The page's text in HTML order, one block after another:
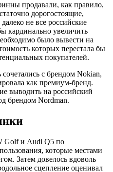
продавали, как правило,
дорогостоящие,
не все российские
кардинально увеличить
было вывести на
которых перестала бы
покупателей.
с брендом Nokian,
как премиум-бренд.
выводить на российский
брендом Nordman.
Golf и Audi Q5 по
которые местами
Затем довелось вдоволь
сцепление оценивал